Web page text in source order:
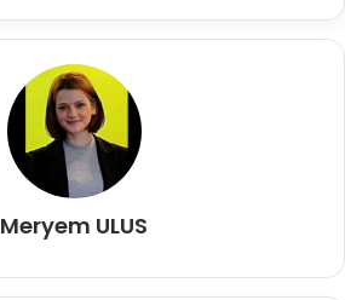
Meryem ULUS